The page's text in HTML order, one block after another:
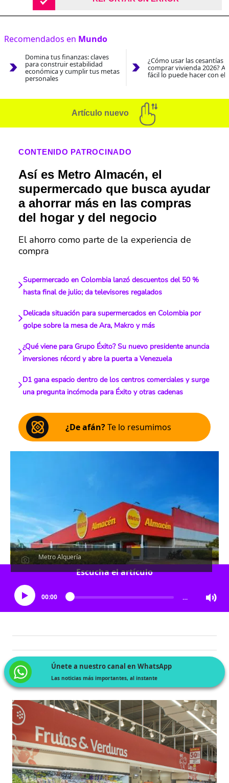
Recomendados en Mundo
Domina tus finanzas: claves
para construir estabilidad
económica y cumplir tus metas
personales
¿Cómo usar las cesantías
comprar vivienda 2026?
fácil lo puede hacer con el
Artículo nuevo
CONTENIDO PATROCINADO
Así es Metro Almacén, el
supermercado que busca ayudar
a ahorrar más en las compras
del hogar y del negocio
El ahorro como parte de la experiencia de
compra
Supermercado en Colombia lanzó descuentos del 50 %
hasta final de julio; da televisores regalados
Delicada situación para supermercados en Colombia por
golpe sobre la mesa de Ara, Makro y más
¿Qué viene para Grupo Éxito? Su nuevo presidente anuncia
inversiones récord y abre la puerta a Venezuela
D1 gana espacio dentro de los centros comerciales y surge
una pregunta incómoda para Éxito y otras cadenas
¿De afán?Te lo resumimos
Metro Alquería
Escucha el artículo
00:00 …
Únete a nuestro canal en WhatsApp
Las noticias más importantes, al instante